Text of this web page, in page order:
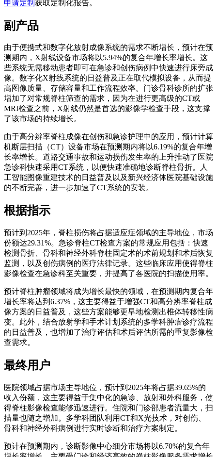
申请定制 获取定制化报告。
副产品
由于便携式和数字化放射成像系统的需求不断增长，预计在预
测期内，X射线设备市场将以5.94%的复合年增长率增长。这
些系统无需移动患者即可在急诊和创伤病例中快速进行床旁成
像。数字化X射线系统的日益普及正在取代模拟设备，从而提
高图像质量、存储容量和工作流程效率。门诊骨科诊所的扩张
增加了对常规脊柱筛查的需求，因为在进行更高级的CT或
MRI检查之前，X射线仍然是首选的影像学检查手段，这支撑
了该市场的持续增长。
由于高分辨率脊柱成像在创伤和急诊护理中的应用，预计计算
机断层扫描（CT）设备市场在预测期内将以6.19%的复合年增
长率增长。道路交通事故和运动损伤发生率的上升推动了医院
急诊科快速采用CT系统，以便快速准确地诊断脊柱骨折。人
工智能图像重建技术的日益普及以及新兴经济体医院基础设施
的不断完善，进一步加速了CT系统的安装。
根据指示
预计到2025年，脊柱损伤将占据适应症领域的主导地位，市场
份额达29.31%。急诊脊柱CT检查方案的常规应用包括：快速
检测骨折、骨科和神经外科脊柱固定术的术前规划和术后恢复
监测，以及创伤病例的医疗法律记录。这些临床应用使得脊柱
影像检查在急诊科至关重要，并提高了各医院的扫描使用率。
预计脊柱肿瘤领域将成为增长最快的领域，在预测期内复合年
增长率将达到6.37%，这主要得益于增强CT和高分辨率脊柱成
像方案的日益普及，这些方案能够更早地检测出椎体转移性病
变。此外，结合放射学和手术计划系统的多学科肿瘤诊疗流程
的日益普及，也增加了治疗评估和术后评估所需的重复影像检
查需求。
最终用户
医院领域占据市场主导地位，预计到2025年将占据39.65%的
收入份额，这主要得益于集中化的急诊、放射和外科服务，使
得脊柱影像检查能够迅速进行。住院和门诊部患​​者流量大，扫
描量也随之增加。多学科团队利用CT和X光技术，对创伤、
骨科和神经外科病例进行实时诊断和治疗方案制定。
预计在预测期内，诊断影像中心细分市场将以6.70%的复合年